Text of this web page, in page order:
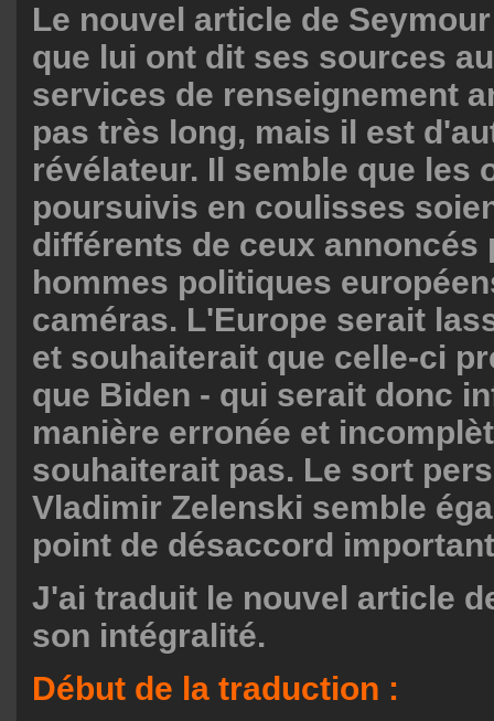
Le nouvel article de
que lui ont dit ses sources
services de renseignement
pas très long, mais il est
révélateur. Il semble que les
poursuivis en coulisses
différents de ceux annoncés
hommes politiques
caméras. L'Europe serait
et souhaiterait que celle-ci
que Biden - qui serait donc
manière erronée et
souhaiterait pas. Le sort
Vladimir Zelenski semble
point de désaccord
J'ai traduit le nouvel article
son intégralité.
Début de la traduction :